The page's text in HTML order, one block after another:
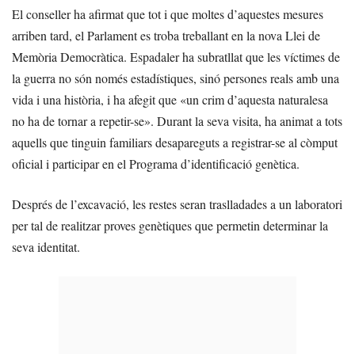
El conseller ha afirmat que tot i que moltes d’aquestes mesures
arriben tard, el Parlament es troba treballant en la nova Llei de
Memòria Democràtica. Espadaler ha subratllat que les víctimes de
la guerra no són només estadístiques, sinó persones reals amb una
vida i una història, i ha afegit que «un crim d’aquesta naturalesa
no ha de tornar a repetir-se». Durant la seva visita, ha animat a tots
aquells que tinguin familiars desapareguts a registrar-se al còmput
oficial i participar en el Programa d’identificació genètica.
Després de l’excavació, les restes seran traslladades a un laboratori
per tal de realitzar proves genètiques que permetin determinar la
seva identitat.